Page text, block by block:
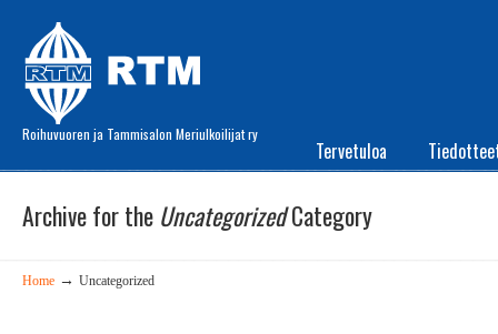
Roihuvuoren ja Tammisalon Meriulkoilijat ry
Tervetuloa
Archive for the UncategorizedCategory
Home → Uncategorized